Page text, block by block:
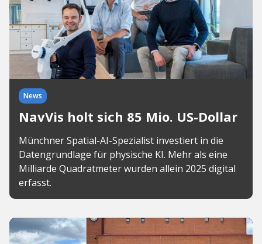
News
NavVis holt sich 85 Mio. US-Dollar
Münchner Spatial-AI-Spezialist investiert in die
Datengrundlage für physische KI. Mehr als eine
Milliarde Quadratmeter wurden allein 2025 digital
erfasst.